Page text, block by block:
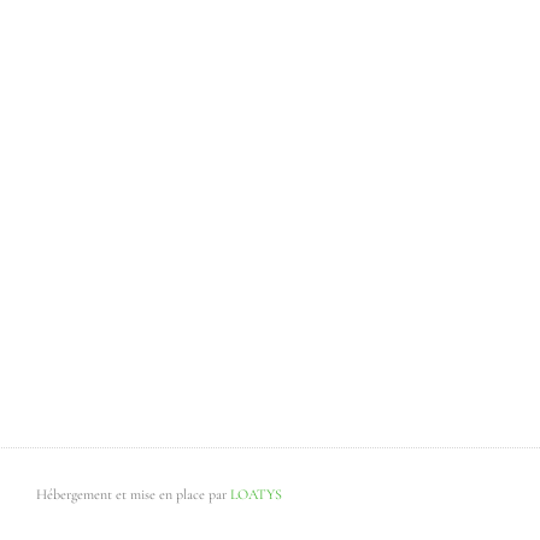
Hébergement et mise en place par LOATYS